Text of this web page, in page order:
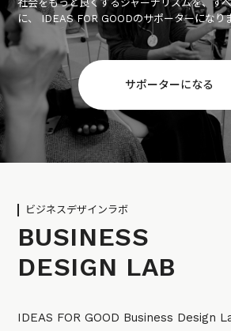
社会をもっと良くするジャーナリズムを、す
に、 IDEAS FOR GOODのサポーターになり
サポーターになる
ビジネスデザインラボ
BUSINESS
DESIGN LAB
IDEAS FOR GOOD Business Design